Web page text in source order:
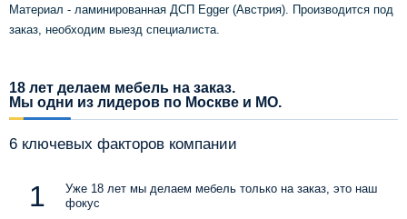
Материал - ламинированная ДСП Egger (Австрия). Производится под
заказ, необходим выезд специалиста.
18 лет делаем мебель на заказ.
Мы одни из лидеров по Москве и МО.
6 ключевых факторов компании
Уже 18 лет мы делаем мебель только на заказ, это наш
фокус